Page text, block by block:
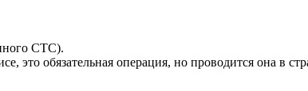
СТС).
обязательная операция, но проводится она в